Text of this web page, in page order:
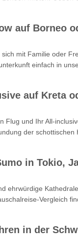
auf Borneo
mit Familie oder
einfach in
auf Kreta
Flug und Ihr All-
der
in Tokio,
ehrwürdige
Vergleich
in der